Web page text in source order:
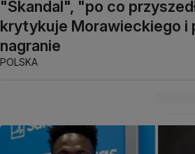
"Skandal", "po co
krytykuje Morawieckiego i
nagranie
POLSKA